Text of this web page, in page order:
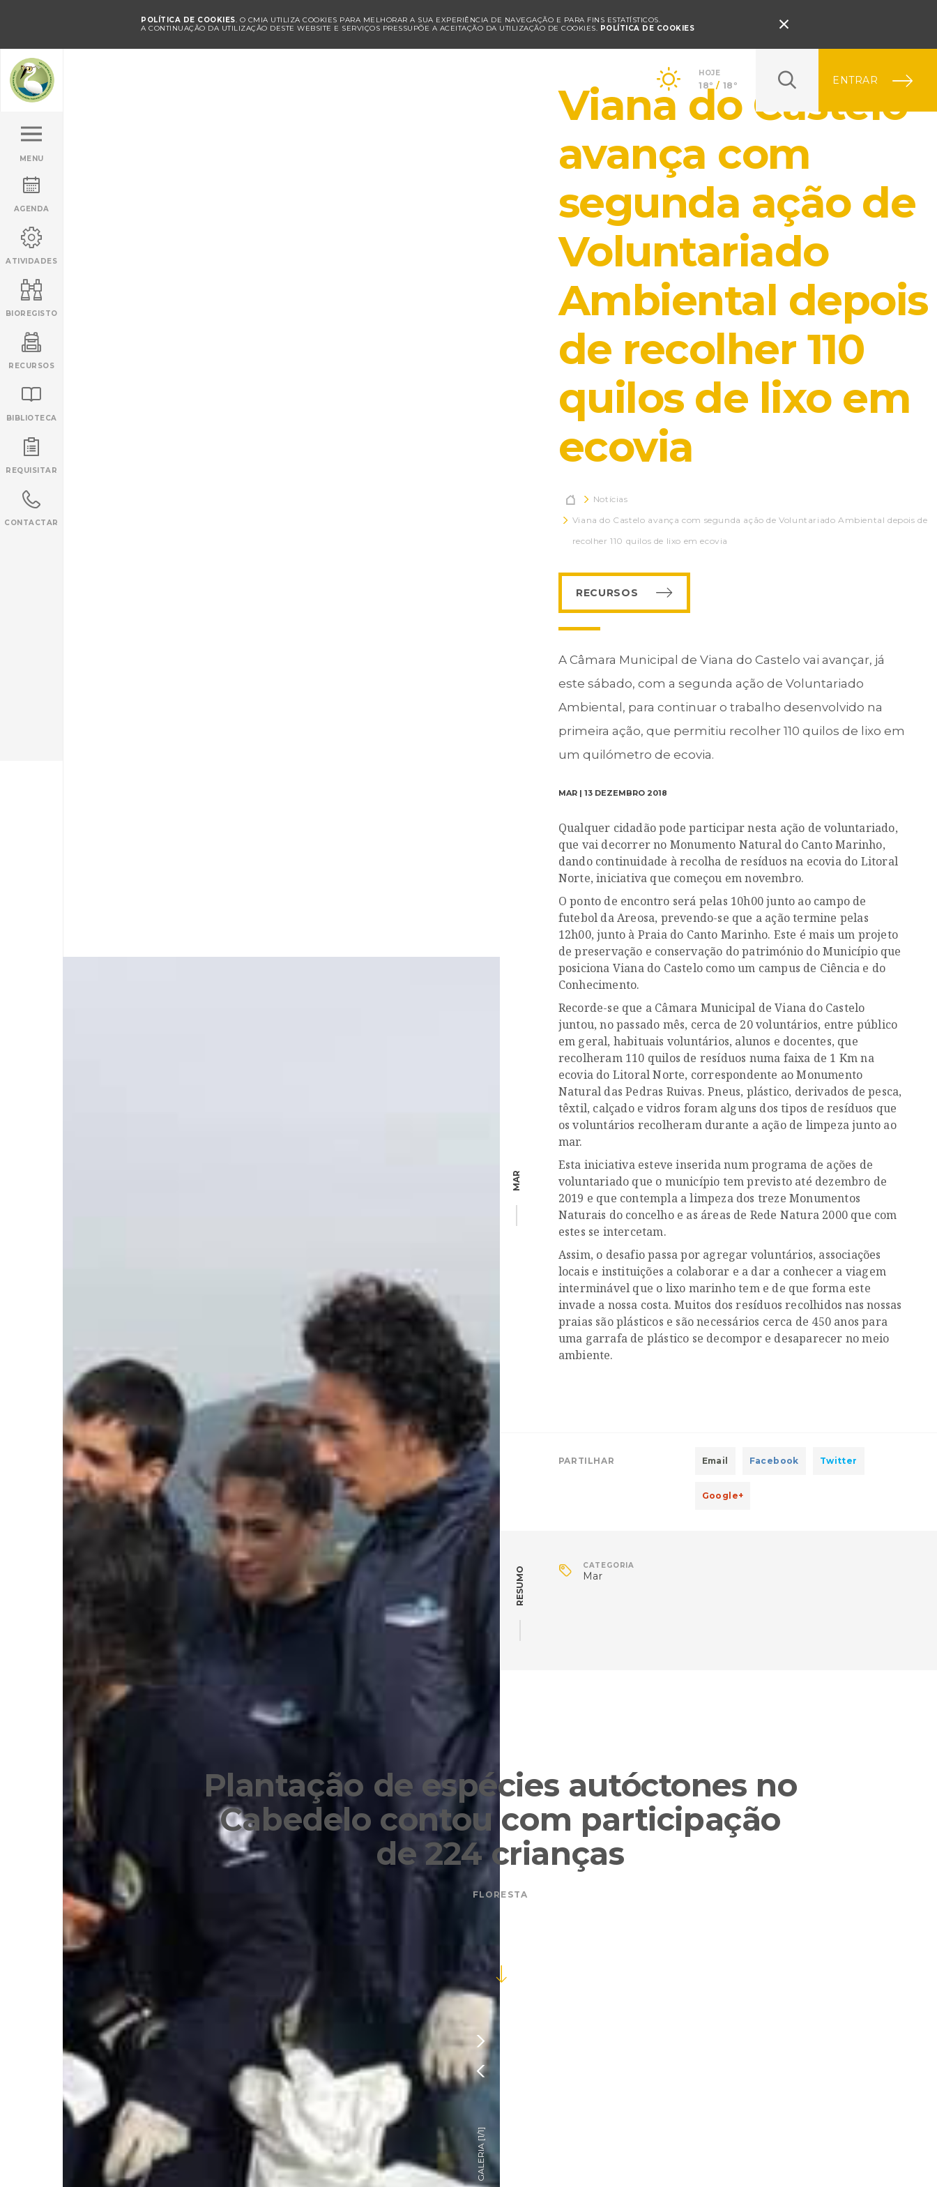
POLÍTICA DE COOKIES. O CMIA UTILIZA COOKIES PARA MELHORAR A SUA EXPERIÊNCIA DE NAVEGAÇÃO E PARA FINS ESTATÍSTICOS.
A CONTINUAÇÃO DA UTILIZAÇÃO DESTE WEBSITE E SERVIÇOS PRESSUPÕE A ACEITAÇÃO DA UTILIZAÇÃO DE COOKIES. POLÍTICA DE COOKIES 
HOJE
18º/ 18º
Pressione Enter
ENTRAR
MENU
AGENDA
ATIVIDADES
BIOREGISTO
RECURSOS
BIBLIOTECA
REQUISITAR
CONTACTAR


GALERIA [
1/1
]
MAR
Viana do Castelo
avança com
segunda ação de
Voluntariado
Ambiental depois
de recolher 110
quilos de lixo em
ecovia

Notícias
Viana do Castelo avança com segunda ação de Voluntariado Ambiental depois de
recolher 110 quilos de lixo em ecovia
RECURSOS
A Câmara Municipal de Viana do Castelo vai avançar, já
este sábado, com a segunda ação de Voluntariado
Ambiental, para continuar o trabalho desenvolvido na
primeira ação, que permitiu recolher 110 quilos de lixo em
um quilómetro de ecovia.
MAR | 13 DEZEMBRO 2018
Qualquer cidadão pode participar nesta ação de voluntariado,
que vai decorrer no Monumento Natural do Canto Marinho,
dando continuidade à recolha de resíduos na ecovia do Litoral
Norte, iniciativa que começou em novembro.
O ponto de encontro será pelas 10h00 junto ao campo de
futebol da Areosa, prevendo-se que a ação termine pelas
12h00, junto à Praia do Canto Marinho. Este é mais um projeto
de preservação e conservação do património do Município que
posiciona Viana do Castelo como um campus de Ciência e do
Conhecimento.
Recorde-se que a Câmara Municipal de Viana do Castelo
juntou, no passado mês, cerca de 20 voluntários, entre público
em geral, habituais voluntários, alunos e docentes, que
recolheram 110 quilos de resíduos numa faixa de 1 Km na
ecovia do Litoral Norte, correspondente ao Monumento
Natural das Pedras Ruivas. Pneus, plástico, derivados de pesca,
têxtil, calçado e vidros foram alguns dos tipos de resíduos que
os voluntários recolheram durante a ação de limpeza junto ao
mar.
Esta iniciativa esteve inserida num programa de ações de
voluntariado que o município tem previsto até dezembro de
2019 e que contempla a limpeza dos treze Monumentos
Naturais do concelho e as áreas de Rede Natura 2000 que com
estes se intercetam.
Assim, o desafio passa por agregar voluntários, associações
locais e instituições a colaborar e a dar a conhecer a viagem
interminável que o lixo marinho tem e de que forma este
invade a nossa costa. Muitos dos resíduos recolhidos nas nossas
praias são plásticos e são necessários cerca de 450 anos para
uma garrafa de plástico se decompor e desaparecer no meio
ambiente.
PARTILHAR Email Facebook Twitter
Google+
RESUMO  CATEGORIA
Mar
Plantação de espécies autóctones no
Cabedelo contou com participação
de 224 crianças
FLORESTA
